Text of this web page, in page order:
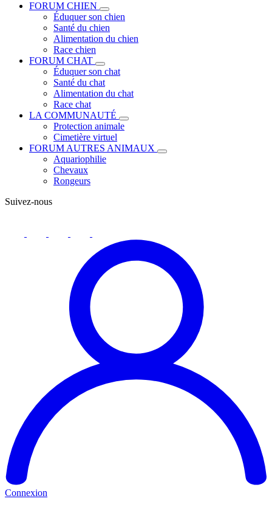
FORUM CHIEN
Éduquer son chien
Santé du chien
Alimentation du chien
Race chien
FORUM CHAT
Éduquer son chat
Santé du chat
Alimentation du chat
Race chat
LA COMMUNAUTÉ
Protection animale
Cimetière virtuel
FORUM AUTRES ANIMAUX
Aquariophilie
Chevaux
Rongeurs
Suivez-nous
Connexion